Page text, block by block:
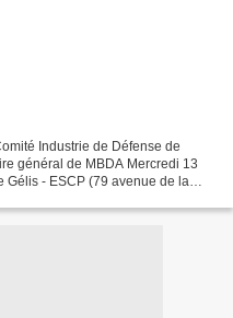
Industrie de Défense de
général de MBDA Mercredi 13
- ESCP (79 avenue de la